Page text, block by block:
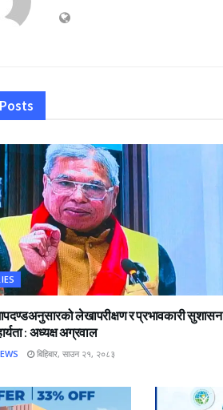
Posts
लेखापरीक्षण र प्रभावकारी सुशासन
: अध्यक्ष अग्रवाल
बिहिबार, साउन २१, २०८३